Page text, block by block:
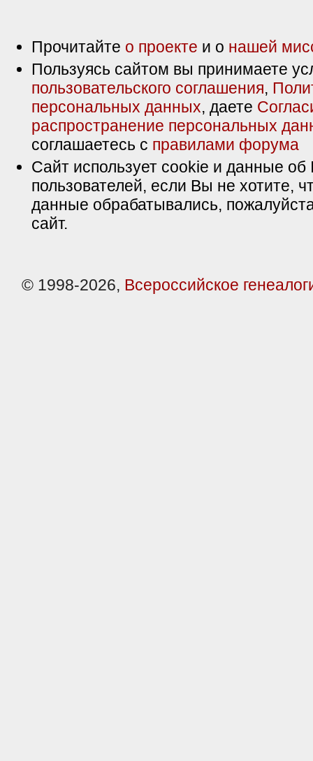
Прочитайте о проекте и о нашей
Пользуясь сайтом вы принимаете
пользовательского соглашения,
персональных данных, даете
распространение персональных
соглашаетесь с правилами форума
Сайт использует cookie и данные об
пользователей, если Вы не хотите,
данные обрабатывались,
сайт.
© 1998-2026, Всероссийское